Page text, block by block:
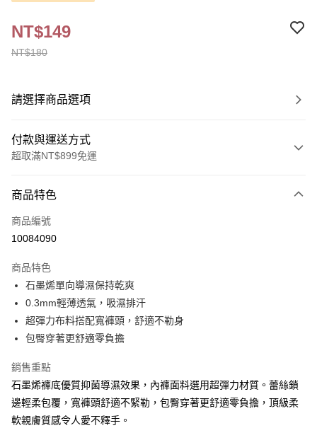
NT$180
NT$149
請選擇商品選項
付款與運送方式
超取滿NT$899免運
信用卡一次付款
超商取貨付款
Apple Pay
街口支付
悠遊付
AFTEE先享後付
相關說明
AFTEE先享後付是「在收到商品之後才付款」的支付方式。 讓您購物簡單
便利好安心！
ATM付款
商品特色
商品編號
10084090
商品特色
石墨烯單向導濕保持乾爽
0.3mm輕薄透氣，吸濕排汗
超彈力布料搭配寬褲頭，舒適不勒身
包臀穿著更舒適零負擔
銷售重點
石墨烯褲底優質抑菌導濕效果，內褲面料選用超彈力材質。蕾絲鎖
邊輕柔包覆，寬褲頭舒適不緊勒，包臀穿著更舒適零負擔，頂級柔
軟親膚質感令人愛不釋手。